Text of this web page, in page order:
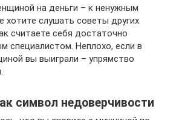
на деньги – к ненужным
хотите слушать советы других
считаете себя достаточно
специалистом. Неплохо, если в
вы выиграли – упрямство
символ недоверчивости